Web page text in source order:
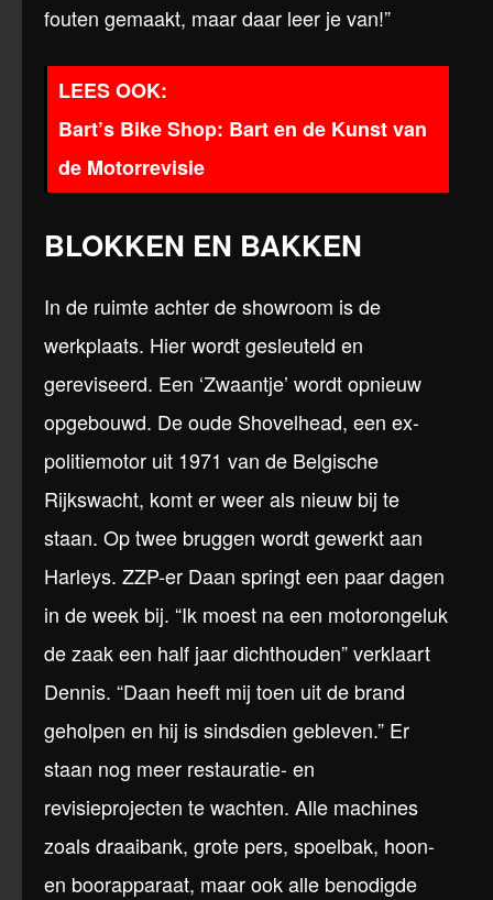
fouten gemaakt, maar daar leer je van!”
Bart’s Bike Shop: Bart en de Kunst van
de Motorrevisie
BLOKKEN EN BAKKEN
In de ruimte achter de showroom is de
werkplaats. Hier wordt gesleuteld en
gereviseerd. Een ‘Zwaantje’ wordt opnieuw
opgebouwd. De oude Shovelhead, een ex-
politiemotor uit 1971 van de Belgische
Rijkswacht, komt er weer als nieuw bij te
staan. Op twee bruggen wordt gewerkt aan
Harleys. ZZP-er Daan springt een paar dagen
in de week bij. “Ik moest na een motorongeluk
de zaak een half jaar dichthouden” verklaart
Dennis. “Daan heeft mij toen uit de brand
geholpen en hij is sindsdien gebleven.” Er
staan nog meer restauratie- en
revisieprojecten te wachten. Alle machines
zoals draaibank, grote pers, spoelbak, hoon-
en boorapparaat, maar ook alle benodigde